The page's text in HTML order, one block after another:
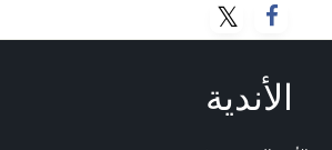
الأندية